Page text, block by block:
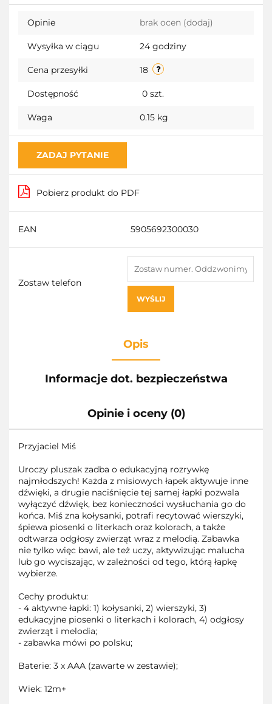
przechowalni
Opinie brak ocen (dodaj)
Wysyłka w ciągu 24 godziny
Cena przesyłki 18
Dostępność 0 szt.
Waga 0.15 kg
ZADAJ PYTANIE
Pobierz produkt do PDF
EAN 5905692300030
Zostaw telefon
WYŚLIJ
Opis
Informacje dot. bezpieczeństwa
Opinie i oceny (0)
Przyjaciel Miś
Uroczy pluszak zadba o edukacyjną rozrywkę
najmłodszych! Każda z misiowych łapek aktywuje inne
dźwięki, a drugie naciśnięcie tej samej łapki pozwala
wyłączyć dźwięk, bez konieczności wysłuchania go do
końca. Miś zna kołysanki, potrafi recytować wierszyki,
śpiewa piosenki o literkach oraz kolorach, a także
odtwarza odgłosy zwierząt wraz z melodią. Zabawka
nie tylko więc bawi, ale też uczy, aktywizując malucha
lub go wyciszając, w zależności od tego, którą łapkę
wybierze.
Cechy produktu:
- 4 aktywne łapki: 1) kołysanki, 2) wierszyki, 3)
edukacyjne piosenki o literkach i kolorach, 4) odgłosy
zwierząt i melodia;
- zabawka mówi po polsku;
Baterie: 3 x AAA (zawarte w zestawie);
Wiek: 12m+